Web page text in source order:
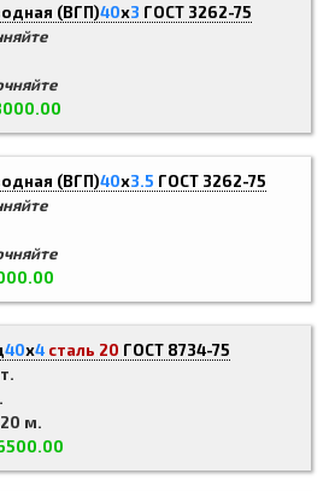
(ВГП)40x3 ГОСТ 3262-75
(ВГП)40x3.5 ГОСТ 3262-75
40x4 сталь 20 ГОСТ 8734-75
м.